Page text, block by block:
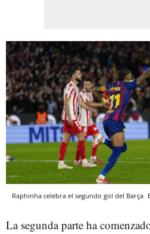
Raphinha celebra el segundo gol del Barça
La segunda parte ha